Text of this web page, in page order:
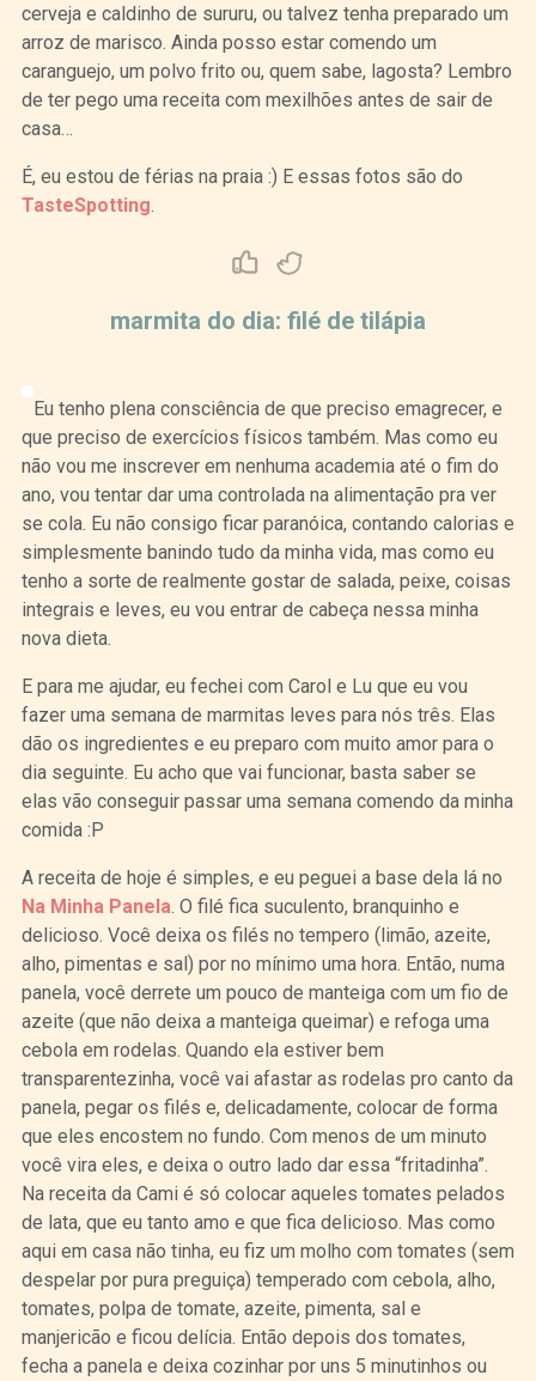
cerveja e caldinho de sururu, ou talvez tenha preparado um
arroz de marisco. Ainda posso estar comendo um
caranguejo, um polvo frito ou, quem sabe, lagosta? Lembro
de ter pego uma receita com mexilhões antes de sair de
casa…
É, eu estou de férias na praia :) E essas fotos são do
TasteSpotting.
Curtir
marmita do dia: filé de tilápia
Eu tenho plena consciência de que preciso emagrecer, e
que preciso de exercícios físicos também. Mas como eu
não vou me inscrever em nenhuma academia até o fim do
ano, vou tentar dar uma controlada na alimentação pra ver
se cola. Eu não consigo ficar paranóica, contando calorias e
simplesmente banindo tudo da minha vida, mas como eu
tenho a sorte de realmente gostar de salada, peixe, coisas
integrais e leves, eu vou entrar de cabeça nessa minha
nova dieta.
E para me ajudar, eu fechei com Carol e Lu que eu vou
fazer uma semana de marmitas leves para nós três. Elas
dão os ingredientes e eu preparo com muito amor para o
dia seguinte. Eu acho que vai funcionar, basta saber se
elas vão conseguir passar uma semana comendo da minha
comida :P
A receita de hoje é simples, e eu peguei a base dela lá no
Na Minha Panela. O filé fica suculento, branquinho e
delicioso. Você deixa os filés no tempero (limão, azeite,
alho, pimentas e sal) por no mínimo uma hora. Então, numa
panela, você derrete um pouco de manteiga com um fio de
azeite (que não deixa a manteiga queimar) e refoga uma
cebola em rodelas. Quando ela estiver bem
transparentezinha, você vai afastar as rodelas pro canto da
panela, pegar os filés e, delicadamente, colocar de forma
que eles encostem no fundo. Com menos de um minuto
você vira eles, e deixa o outro lado dar essa “fritadinha”.
Na receita da Cami é só colocar aqueles tomates pelados
de lata, que eu tanto amo e que fica delicioso. Mas como
aqui em casa não tinha, eu fiz um molho com tomates (sem
despelar por pura preguiça) temperado com cebola, alho,
tomates, polpa de tomate, azeite, pimenta, sal e
manjericão e ficou delícia. Então depois dos tomates,
fecha a panela e deixa cozinhar por uns 5 minutinhos ou